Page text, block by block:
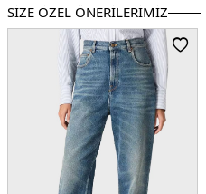
Paça Tipi:
Geniş Paça
Kalıp Bilgisi:Loose Fit
Yaş Grubu:Yetişkin
İtalya
5DE2GWP02079P00098010190.25
SİZE ÖZEL ÖNERİLERİMİZ